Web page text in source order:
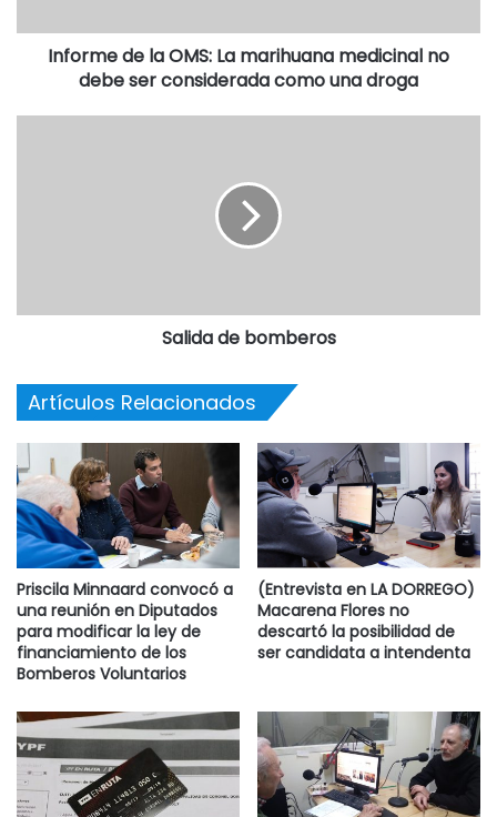
Informe de la OMS: La marihuana medicinal no
debe ser considerada como una droga
Salida de bomberos
Artículos Relacionados
Priscila Minnaard convocó a
una reunión en Diputados
para modificar la ley de
financiamiento de los
Bomberos Voluntarios
(Entrevista en LA DORREGO)
Macarena Flores no
descartó la posibilidad de
ser candidata a intendenta